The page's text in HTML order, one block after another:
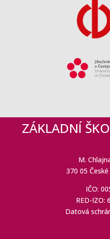
ZÁKLADNÍ
M.
370 05
IČO:
RED-IZO:
Datová